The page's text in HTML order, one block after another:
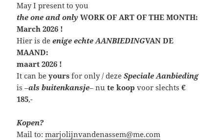
May I present to you
the one and onlyWORK OF ART OF THE MONTH:
March 2026 !
Hier is deenige echte AANBIEDINGVAN DE
MAAND:
maart 2026 !
It can beyours for only / dezeSpeciale Aanbieding
is–als buitenkansje–nute koopvoor slechts€
185,-
Kopen?
Mail to:marjolijnvandenassem@me.com